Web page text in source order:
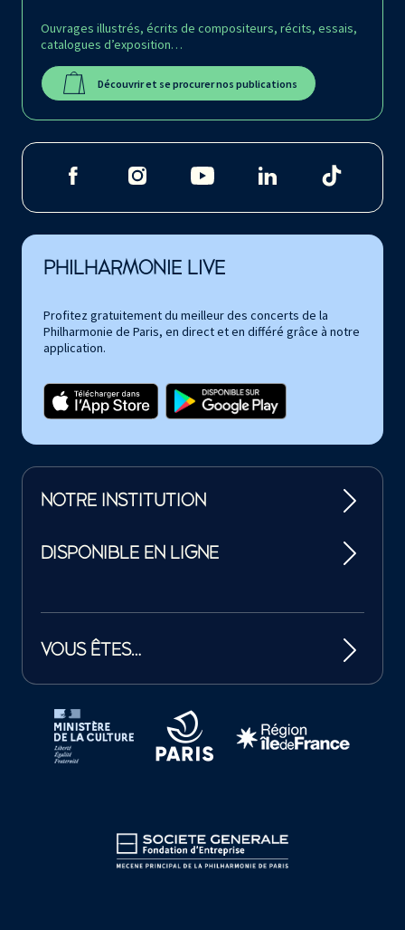
Ouvrages illustrés, écrits de compositeurs, récits, essais,
catalogues d’exposition…
Découvrir et se procurer nos publications
PHILHARMONIE LIVE
Profitez gratuitement du meilleur des concerts de la
Philharmonie de Paris, en direct et en différé grâce à notre
application.
NOTRE INSTITUTION
DISPONIBLE EN LIGNE
VOUS ÊTES…
Tutelles et mécènes de la Philharmonie de Paris